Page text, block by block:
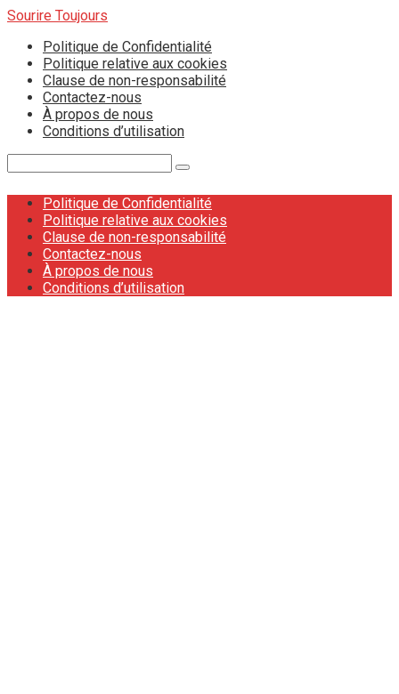
Skip
content
Sourire Toujours
Politique de Confidentialité
Politique relative aux cookies
Clause de non-responsabilité
Contactez-nous
À propos de nous
Conditions d’utilisation
Politique de Confidentialité
Politique relative aux cookies
Clause de non-responsabilité
Contactez-nous
À propos de nous
Conditions d’utilisation